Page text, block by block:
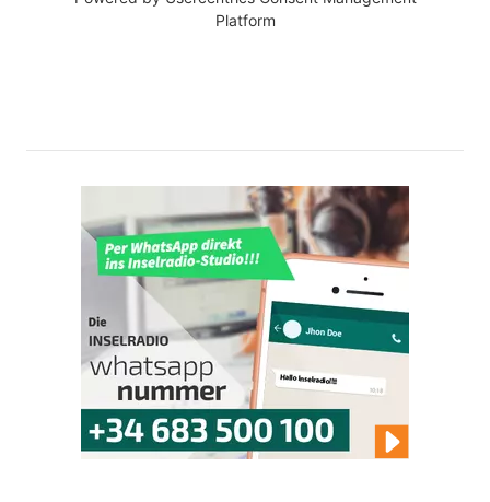
Platform